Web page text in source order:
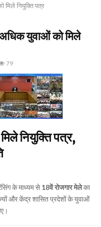
नियुक्ति पत्र
युवाओं को मिले
79
नियुक्ति पत्र,
के माध्यम से18वें रोजगार मेलेका
और केंद्र शासित प्रदेशों के युवाओं